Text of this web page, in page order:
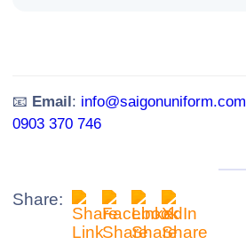
📧 Email: info@saigonuniform.com
0903 370 746
Share: